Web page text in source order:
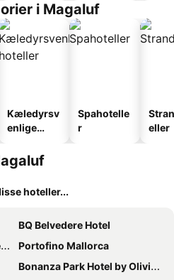
i Magaluf
Kæledyrsv
enlige
Spahotelle
r
eller
hoteller...
BQ Belvedere Hotel
Portofino Mallorca
Bonanza Park Hotel by Olivia Hotels Collection